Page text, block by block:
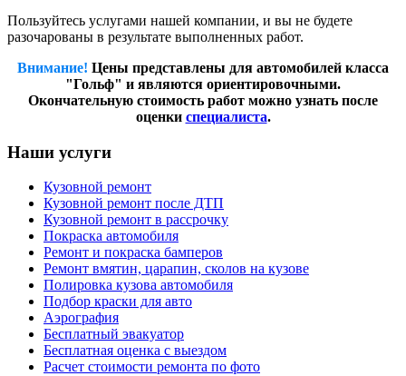
Пользуйтесь услугами нашей компании, и вы не будете
разочарованы в результате выполненных работ.
Внимание! Цены представлены для автомобилей класса
"Гольф" и являются ориентировочными.
Окончательную стоимость работ можно узнать после
оценки специалиста.
Наши услуги
Кузовной ремонт
Кузовной ремонт после ДТП
Кузовной ремонт в рассрочку
Покраска автомобиля
Ремонт и покраска бамперов
Ремонт вмятин, царапин, сколов на кузове
Полировка кузова автомобиля
Подбор краски для авто
Аэрография
Бесплатный эвакуатор
Бесплатная оценка с выездом
Расчет стоимости ремонта по фото